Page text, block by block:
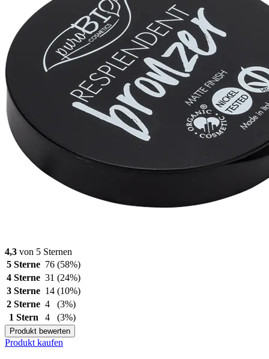
4,3 von 5 Sternen
5 Sterne 76 (58%)
4 Sterne 31 (24%)
3 Sterne 14 (10%)
2 Sterne 4
(3%)
1 Stern
4 (3%)
Produkt bewerten
Produkt kaufen